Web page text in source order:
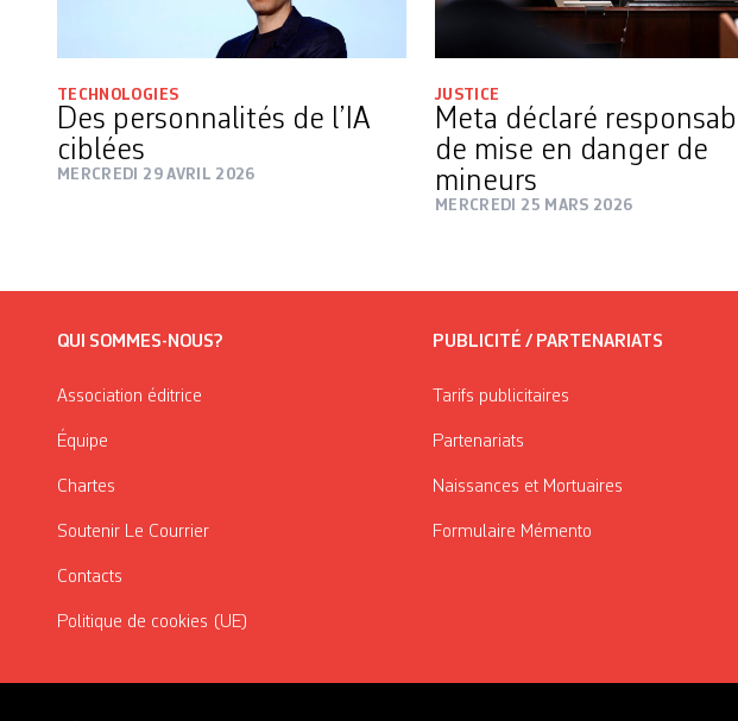
TECHNOLOGIES
Des personnalités de l’IA
ciblées
MERCREDI 29 AVRIL 2026
JUSTICE
Meta déclaré
de mise en danger de
mineurs
MERCREDI 25 MARS 2026
QUI SOMMES-NOUS?
Association éditrice
Équipe
Chartes
Soutenir Le Courrier
Contacts
Politique de cookies (UE)
PUBLICITÉ / PARTENARIATS
Tarifs publicitaires
Partenariats
Naissances et Mortuaires
Formulaire Mémento